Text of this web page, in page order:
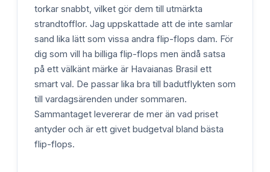
torkar snabbt, vilket gör dem till utmärkta
strandtofflor. Jag uppskattade att de inte samlar
sand lika lätt som vissa andra flip-flops dam. För
dig som vill ha billiga flip-flops men ändå satsa
på ett välkänt märke är Havaianas Brasil ett
smart val. De passar lika bra till badutflykten som
till vardagsärenden under sommaren.
Sammantaget levererar de mer än vad priset
antyder och är ett givet budgetval bland bästa
flip-flops.